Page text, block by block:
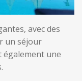
avec des
un séjour
également une